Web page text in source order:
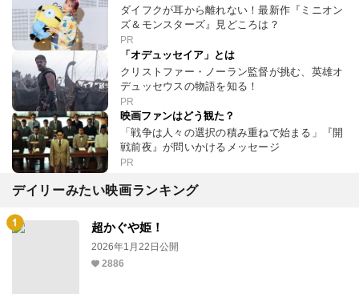
ダイフクが耳から離れない！最新作『ミニオン
ズ＆モンスターズ』見どころは？
PR
「オデュッセイア」とは
クリストファー・ノーラン監督が挑む、英雄オ
デュッセウスの物語を知る！
PR
映画ファンはどう観た？
「戦争は人々の選択の積み重ねで始まる」『開
戦前夜』が問いかけるメッセージ
PR
デイリーみたい映画ランキング
超かぐや姫！
2026年1月22日公開
2886